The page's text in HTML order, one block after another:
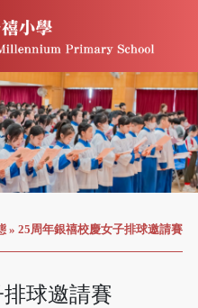
» 25周年銀禧校慶女子排球邀請賽
球邀請賽